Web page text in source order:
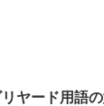
リヤード用語